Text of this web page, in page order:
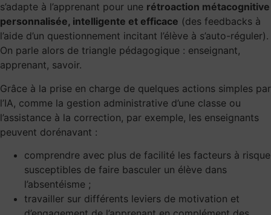
s’adapte à l’apprenant pour une rétroaction métacognitive
personnalisée, intelligente et efficace (des feedbacks à
l’aide d’un questionnement incitant l’élève à s’auto-réguler).
On parle alors de triangle pédagogique : enseignant,
apprenant, savoir.
Grâce à la prise en charge de quelques actions simples par
l’IA, comme la gestion administrative d’une classe ou
l’assistance à la correction, par exemple, les enseignants
peuvent dorénavant :
comprendre avec plus de facilité les facteurs à risque
susceptibles de faire basculer un élève dans
l’absentéisme ;
travailler sur différents leviers de motivation et